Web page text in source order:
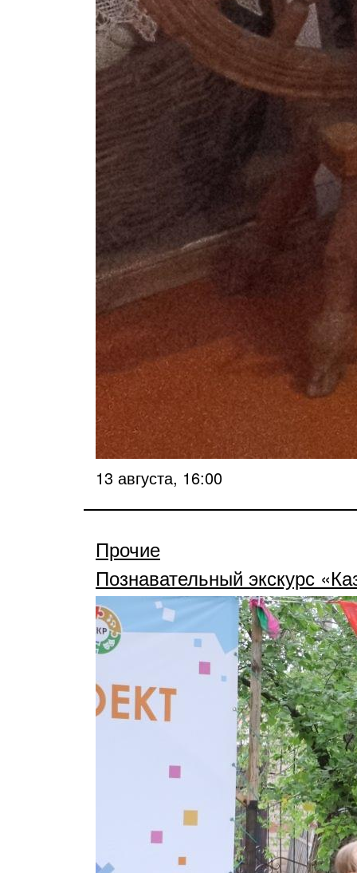
13 августа, 16:00
Прочие
Познавательный экскурс